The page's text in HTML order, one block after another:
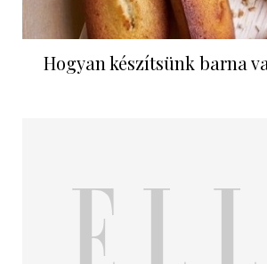
Hogyan készítsünk barna